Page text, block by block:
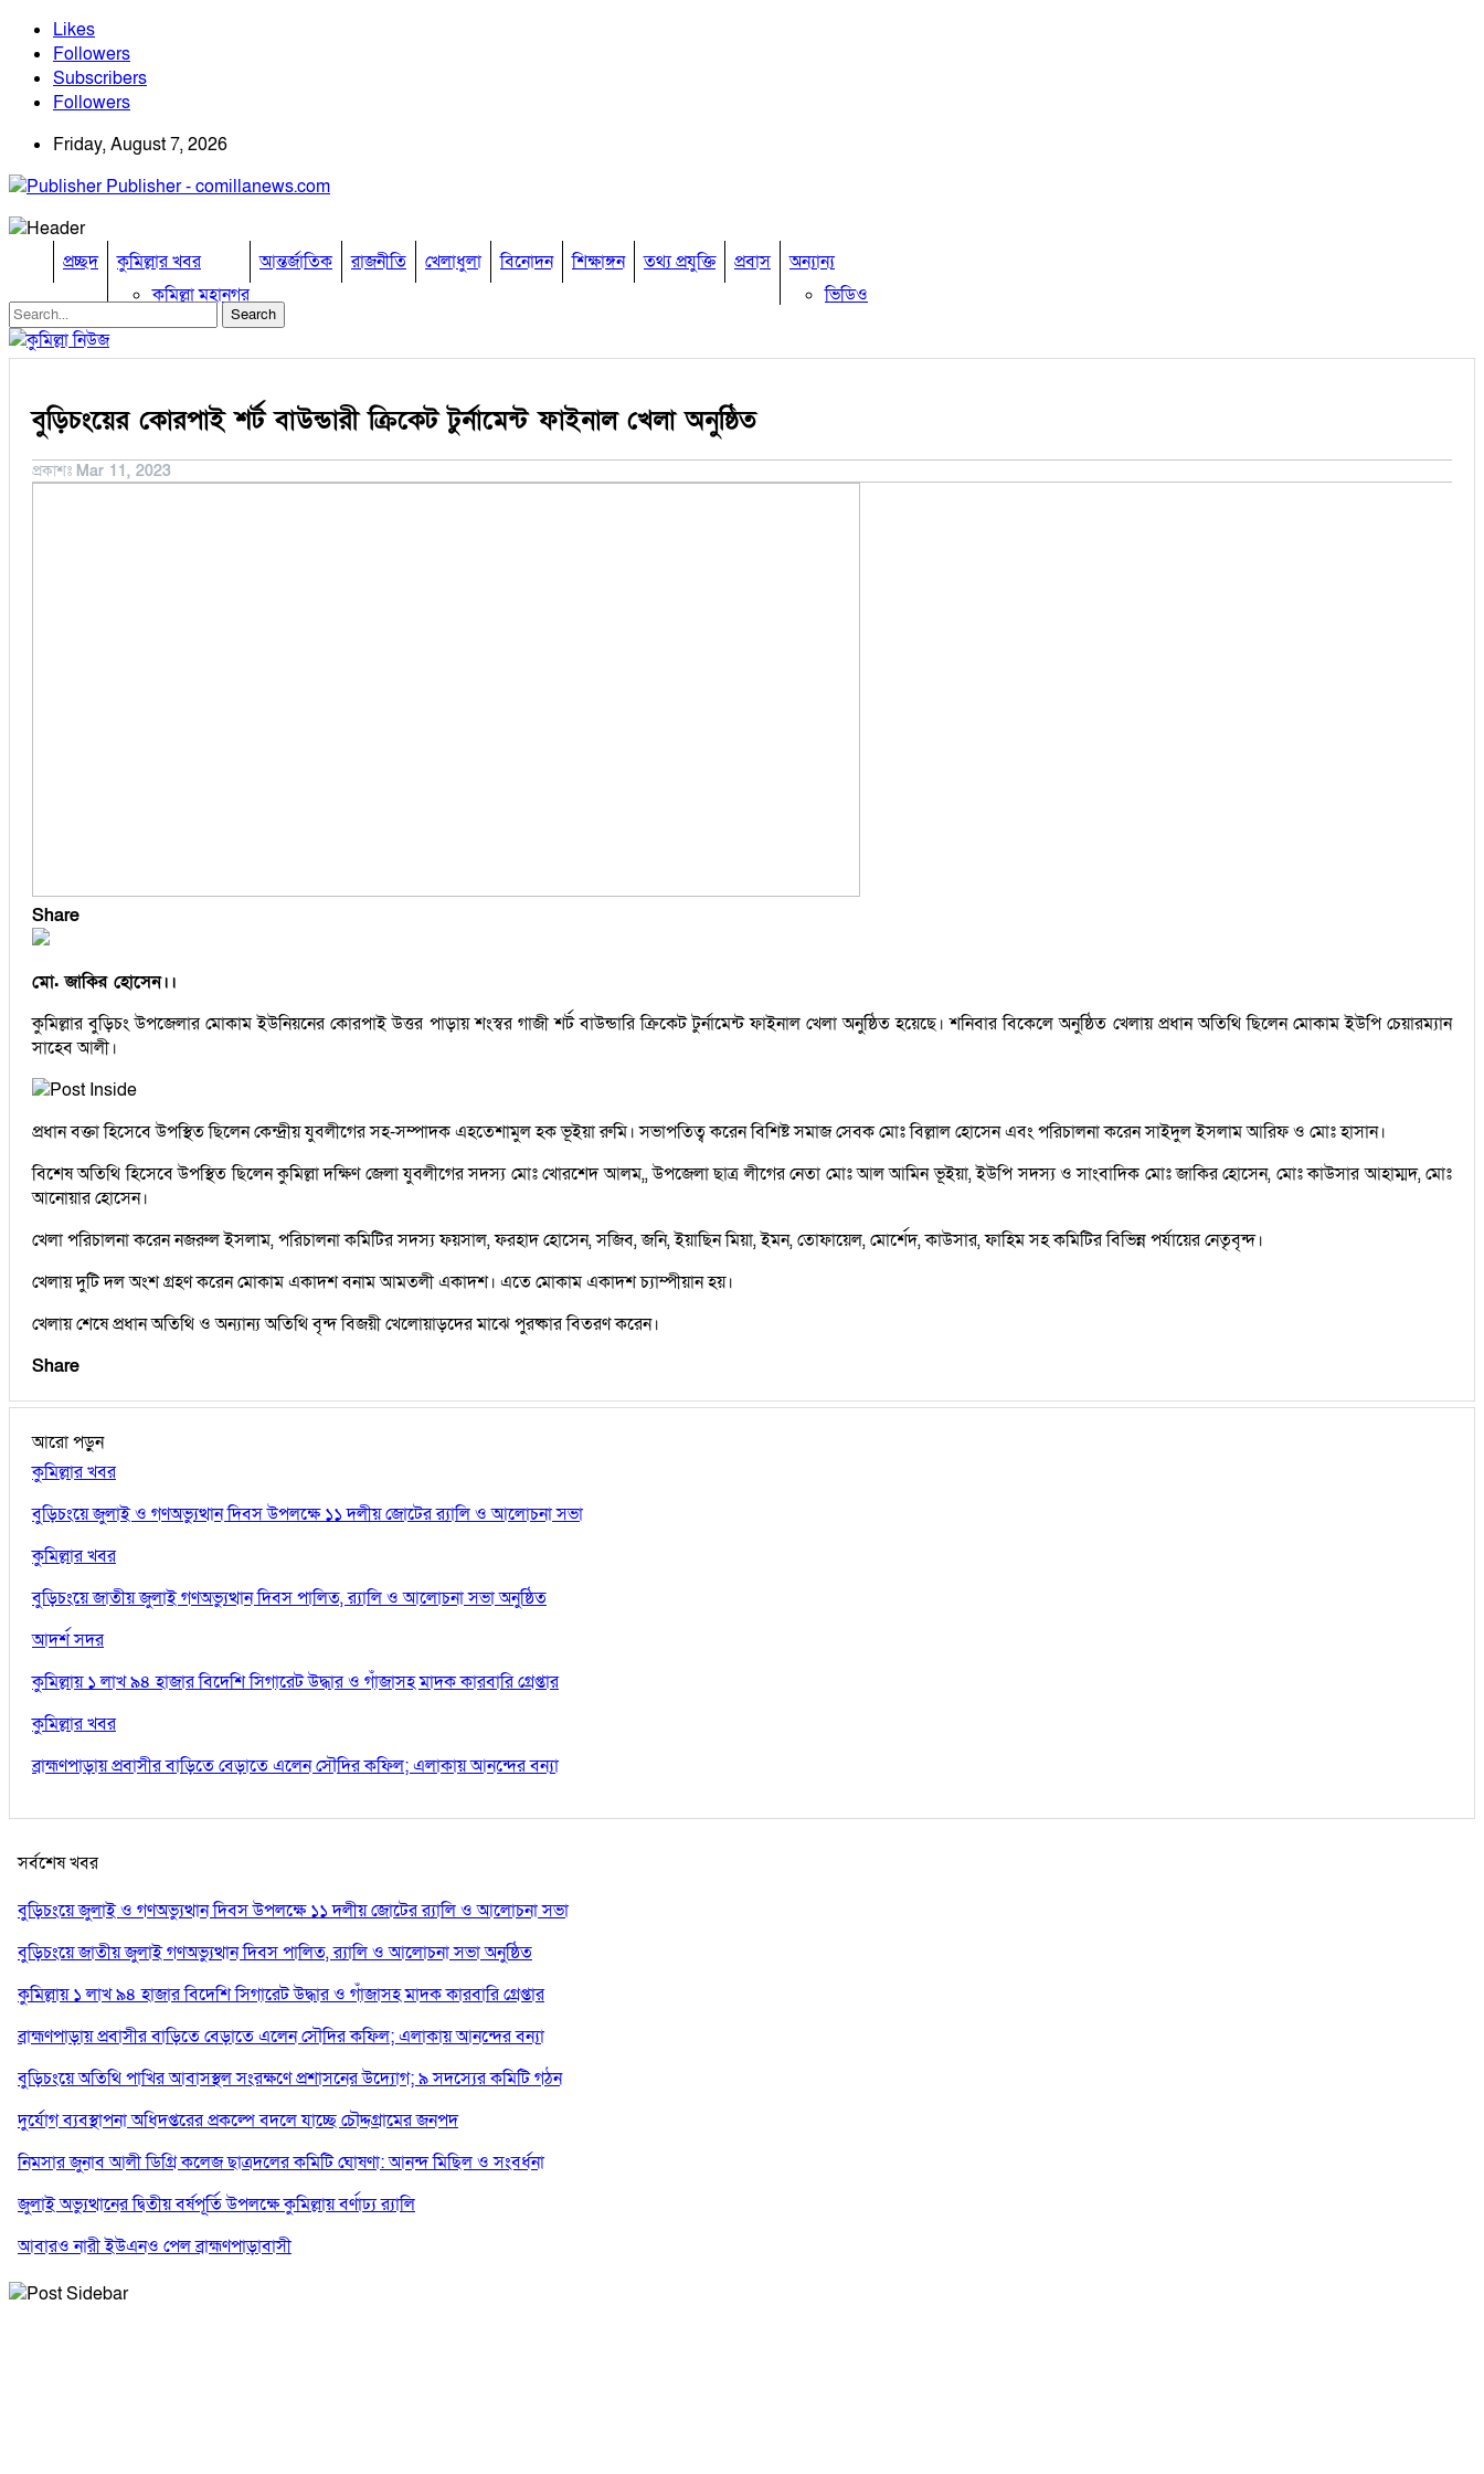
Likes
Followers
Subscribers
Followers
Friday, August 7, 2026
Publisher - comillanews.com
প্রচ্ছদ
কুমিল্লার খবর
কুমিল্লা মহানগর
আদর্শ সদর
দাউদকান্দি
নাঙ্গলকোট
বরুড়া
আন্তর্জাতিক রাজনীতি খেলাধুলা বিনোদন শিক্ষাঙ্গন তথ্য প্রযুক্তি প্রবাস
অন্যান্য
ভিডিও
বুড়িচংয়ের কোরপাই শর্ট বাউন্ডারী ক্রিকেট টুর্নামেন্ট ফাইনাল খেলা অনুষ্ঠিত
প্রকাশঃ Mar 11, 2023
Share
মো. জাকির হোসেন।।
কুমিল্লার বুড়িচং উপজেলার মোকাম ইউনিয়নের কোরপাই উত্তর পাড়ায় শংস্বর গাজী শর্ট বাউন্ডারি ক্রিকেট টুর্নামেন্ট ফাইনাল খেলা অনুষ্ঠিত হয়েছে। শনিবার বিকেলে অনুষ্ঠিত খেলায় প্রধান অতিথি ছিলেন মোকাম ইউপি চেয়ারম্যান
সাহেব আলী।
প্রধান বক্তা হিসেবে উপস্থিত ছিলেন কেন্দ্রীয় যুবলীগের সহ-সম্পাদক এহতেশামুল হক ভূইয়া রুমি। সভাপতিত্ব করেন বিশিষ্ট সমাজ সেবক মোঃ বিল্লাল হোসেন এবং পরিচালনা করেন সাইদুল ইসলাম আরিফ ও মোঃ হাসান।
বিশেষ অতিথি হিসেবে উপস্থিত ছিলেন কুমিল্লা দক্ষিণ জেলা যুবলীগের সদস্য মোঃ খোরশেদ আলম,, উপজেলা ছাত্র লীগের নেতা মোঃ আল আমিন ভূইয়া, ইউপি সদস্য ও সাংবাদিক মোঃ জাকির হোসেন, মোঃ কাউসার আহাম্মদ, মোঃ
আনোয়ার হোসেন।
খেলা পরিচালনা করেন নজরুল ইসলাম, পরিচালনা কমিটির সদস্য ফয়সাল, ফরহাদ হোসেন, সজিব, জনি, ইয়াছিন মিয়া, ইমন, তোফায়েল, মোর্শেদ, কাউসার, ফাহিম সহ কমিটির বিভিন্ন পর্যায়ের নেতৃবৃন্দ।
খেলায় দুটি দল অংশ গ্রহণ করেন মোকাম একাদশ বনাম আমতলী একাদশ। এতে মোকাম একাদশ চ্যাম্পীয়ান হয়।
খেলায় শেষে প্রধান অতিথি ও অন্যান্য অতিথি বৃন্দ বিজয়ী খেলোয়াড়দের মাঝে পুরষ্কার বিতরণ করেন।
Share
আরো পড়ুন
কুমিল্লার খবর
বুড়িচংয়ে জুলাই ও গণঅভ্যুত্থান দিবস উপলক্ষে ১১ দলীয় জোটের র‍্যালি ও আলোচনা সভা
কুমিল্লার খবর
বুড়িচংয়ে জাতীয় জুলাই গণঅভ্যুত্থান দিবস পালিত, র‍্যালি ও আলোচনা সভা অনুষ্ঠিত
আদর্শ সদর
কুমিল্লায় ১ লাখ ৯৪ হাজার বিদেশি সিগারেট উদ্ধার ও গাঁজাসহ মাদক কারবারি গ্রেপ্তার
কুমিল্লার খবর
ব্রাহ্মণপাড়ায় প্রবাসীর বাড়িতে বেড়াতে এলেন সৌদির কফিল; এলাকায় আনন্দের বন্যা
সর্বশেষ খবর
বুড়িচংয়ে জুলাই ও গণঅভ্যুত্থান দিবস উপলক্ষে ১১ দলীয় জোটের র‍্যালি ও আলোচনা সভা
বুড়িচংয়ে জাতীয় জুলাই গণঅভ্যুত্থান দিবস পালিত, র‍্যালি ও আলোচনা সভা অনুষ্ঠিত
কুমিল্লায় ১ লাখ ৯৪ হাজার বিদেশি সিগারেট উদ্ধার ও গাঁজাসহ মাদক কারবারি গ্রেপ্তার
ব্রাহ্মণপাড়ায় প্রবাসীর বাড়িতে বেড়াতে এলেন সৌদির কফিল; এলাকায় আনন্দের বন্যা
বুড়িচংয়ে অতিথি পাখির আবাসস্থল সংরক্ষণে প্রশাসনের উদ্যোগ; ৯ সদস্যের কমিটি গঠন
দুর্যোগ ব্যবস্থাপনা অধিদপ্তরের প্রকল্পে বদলে যাচ্ছে চৌদ্দগ্রামের জনপদ
নিমসার জুনাব আলী ডিগ্রি কলেজ ছাত্রদলের কমিটি ঘোষণা: আনন্দ মিছিল ও সংবর্ধনা
জুলাই অভ্যুত্থানের দ্বিতীয় বর্ষপূর্তি উপলক্ষে কুমিল্লায় বর্ণাঢ্য র‍্যালি
আবারও নারী ইউএনও পেল ব্রাহ্মণপাড়াবাসী
মনোহরগঞ্জে স্মার্টফোন আসক্তি, অনলাইন জুয়া ও মাদকের বিরুদ্ধে শিক্ষার্থীদের শপথ